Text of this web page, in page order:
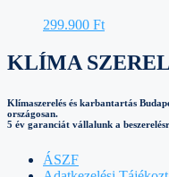
299.900 Ft
KLÍMA
Klímaszerelés és karbantartás
országosan.
5 év garanciát vállalunk a
ÁSZF